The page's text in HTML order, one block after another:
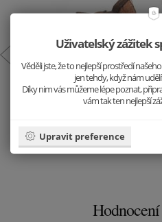
Dřevěné
Vložit do
Uživatelský zážitek
Věděli jste, že to nejlepší prostředí
jen tehdy, když nám
Díky nim vás můžeme lépe poznat,
vám tak ten nejlepší
Upravit preference